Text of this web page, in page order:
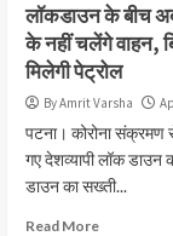
लॉकडाउन के बीच अब
के नहीं चलेंगे वाहन,
मिलेगी पेट्रोल
By Amrit Varsha
पटना। कोरोना संक्रमण
गए देशव्यापी लॉक डाउन
डाउन का सख्ती...
Read More